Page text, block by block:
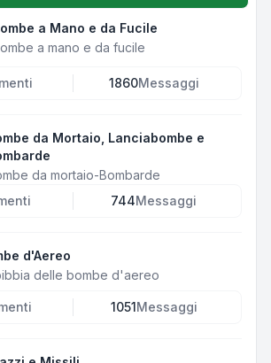
a Mano e da Fucile
a mano e da fucile
1860Messaggi
da Mortaio, Lanciabombe e
da mortaio-Bombarde
744Messaggi
d'Aereo
delle bombe d'aereo
1051 Messaggi